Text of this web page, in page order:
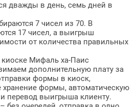
дважды в день, семь дней в
7 чисел из 70. В
17 чисел, а выигрыш
от количества правильных
Мифаль ха-Паис
дополнительную плату за
формы в киоск,
формы, автоматическую
перевод выигрыша клиенту.